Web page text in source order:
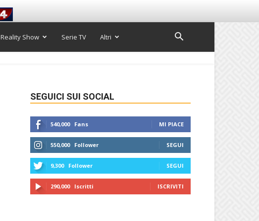
Reality Show Serie TV Altri
SEGUICI SUI SOCIAL
540,000 Fans MI PIACE
550,000 Follower SEGUI
9,300 Follower SEGUI
290,000 Iscritti ISCRIVITI